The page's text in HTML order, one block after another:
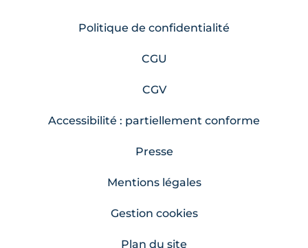
Politique de confidentialité
CGU
CGV
Accessibilité : partiellement conforme
Presse
Mentions légales
Gestion cookies
Plan du site